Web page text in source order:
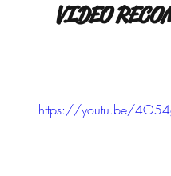
VIDEO
https://youtu.be/